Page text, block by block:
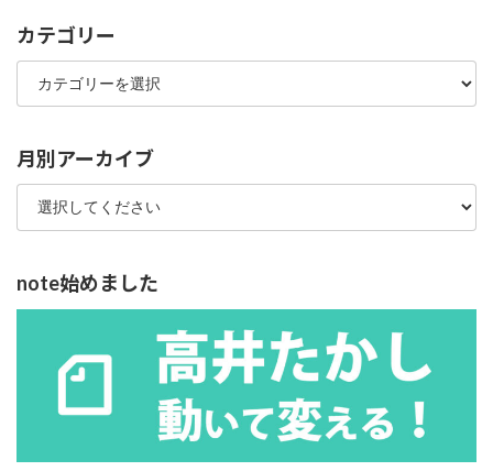
カテゴリー
カ
ゴ
ー
月別アーカイブ
note始めました